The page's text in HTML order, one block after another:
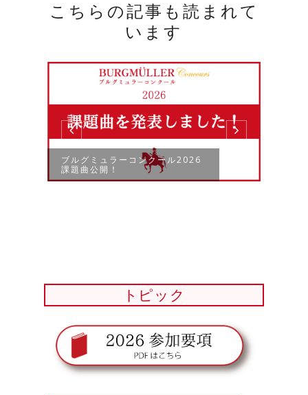
こちらの記事も読まれて
います
ブルグミュラーコンクール2026
課題曲公開！
トピック